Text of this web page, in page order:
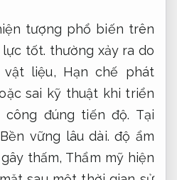
tượng phổ biến trên
lực tốt. thường xảy ra do
liệu, Hạn chế phát
sai kỹ thuật khi triển
công đúng tiến độ. Tại
Bền vững lâu dài. độ ẩm
thấm, Thẩm mỹ hiện